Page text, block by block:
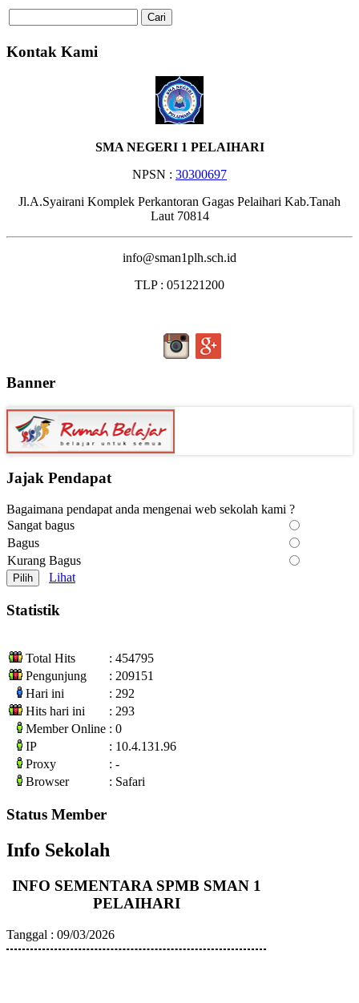
Kontak Kami
SMA NEGERI 1 PELAIHARI
NPSN : 30300697
Jl.A.Syairani Komplek Perkantoran Gagas Pelaihari Kab.Tanah
Laut 70814
info@sman1plh.sch.id
TLP : 051221200
Banner
Jajak Pendapat
Bagaimana pendapat anda mengenai web sekolah kami ?
Sangat bagus
Bagus
Kurang Bagus
Lihat
Statistik
Total Hits
: 454795
Pengunjung
: 209151
Hari ini
: 292
Hits hari ini
: 293
Member Online : 0
IP
: 10.4.131.96
Proxy
: -
Browser
: Safari
Status Member
Info Sekolah
INFO SEMENTARA SPMB SMAN 1
PELAIHARI
Tanggal : 09/03/2026